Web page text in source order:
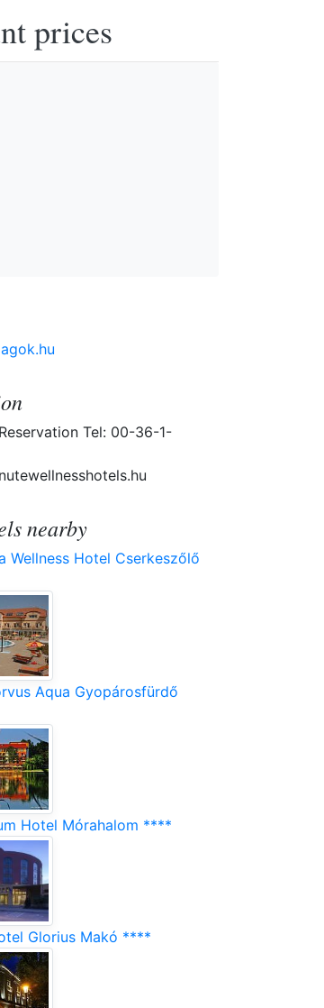
prices
Tel: 00-36-1-
nearby
Hotel Cserkeszőlő
Aqua Gyopárosfürdő
Hotel Mórahalom ****
Glorius Makó ****